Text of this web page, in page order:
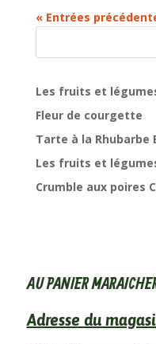
« Entrées
Les fruits et
Fleur de courgette
Tarte à la Rhubarbe
Les fruits et
Crumble aux poires
AU PANIER
Adresse du